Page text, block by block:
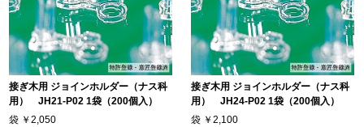
接ぎ木用 ジョインホルダー（ナス科
用） JH21-P02 1袋（200個入）
袋 ￥2,050
接ぎ木用 ジョインホルダー（ナス科
用） JH24-P02 1袋（200個入）
袋 ￥2,100